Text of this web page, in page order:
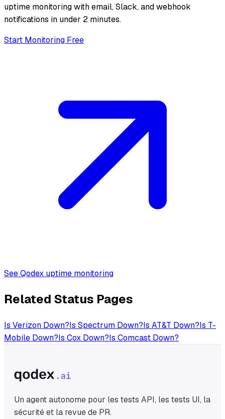
uptime monitoring with email, Slack, and webhook
notifications in under 2 minutes.
Start Monitoring Free
See Qodex uptime monitoring
Related Status Pages
Is Verizon Down?Is Spectrum Down?Is AT&T Down?Is T-
Mobile Down?Is Cox Down?Is Comcast Down?
Un agent autonome pour les tests API, les tests UI, la
sécurité et la revue de PR.